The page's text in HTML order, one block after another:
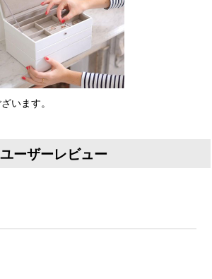
います。
ユーザーレビュー